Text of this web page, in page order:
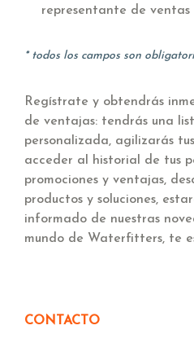
representante de
* todos los campos son
Regístrate y obtendrás
de ventajas: tendrás una
personalizada, agilizarás
acceder al historial de tus
promociones y ventajas,
productos y soluciones,
informado de nuestras
mundo de Waterfitters, te
CONTACTO